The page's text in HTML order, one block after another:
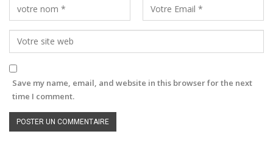
Save my name, email, and website in this browser for the next
time I comment.